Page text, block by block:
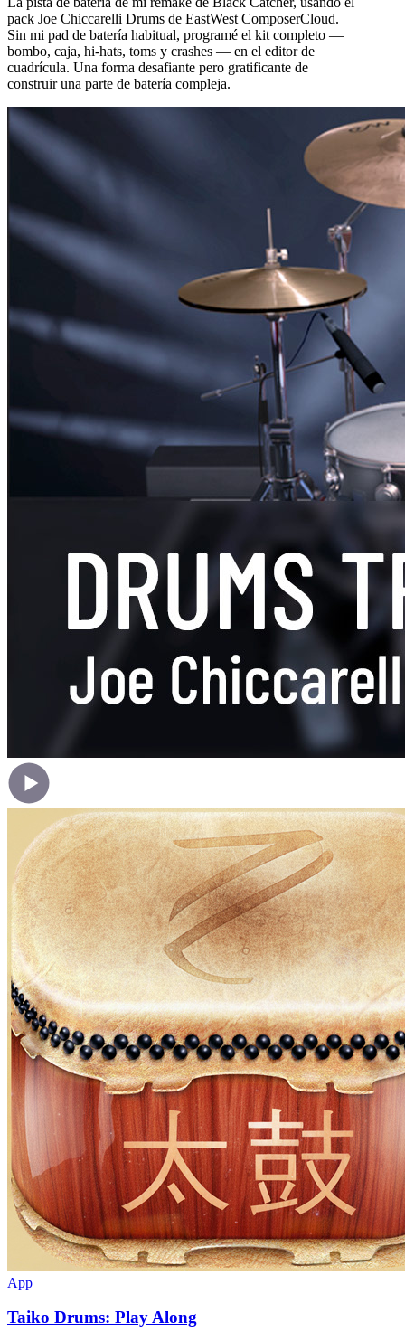
pack Joe Chiccarelli Drums de EastWest ComposerCloud.
Sin mi pad de batería habitual, programé el kit completo —
bombo, caja, hi-hats, toms y crashes — en el editor de
cuadrícula. Una forma desafiante pero gratificante de
construir una parte de batería compleja.
App
Taiko Drums: Play Along